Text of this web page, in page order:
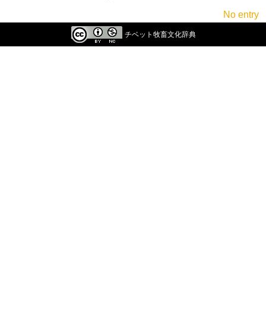
No entry
チベット牧畜文化辞典